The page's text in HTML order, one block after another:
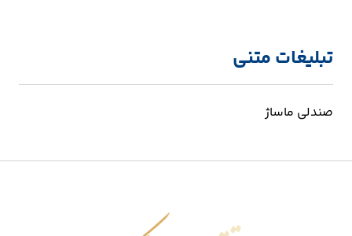
تبلیغات متنی
صندلی ماساژ
اقتصاد شکوفا